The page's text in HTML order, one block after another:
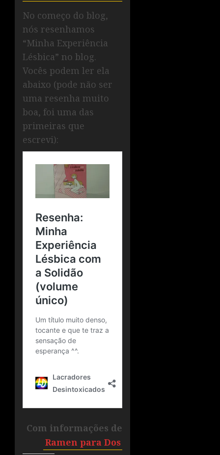
No começo do blog,
nós resenhamos
“Minha Experiência
Lésbica” no blog.
Vocês podem ler ela
abaixo (pode não ser
uma resenha muito
boa, foi uma das
primeiras que
escrevi):
Com informações de
Ramen para Dos